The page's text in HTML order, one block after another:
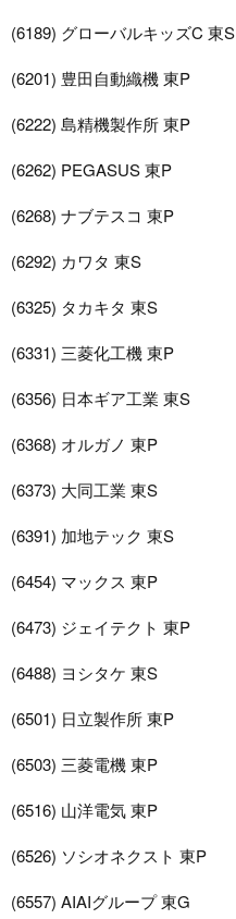
(6189) グローバルキッズC 東S
(6201) 豊田自動織機 東P
(6222) 島精機製作所 東P
(6262) PEGASUS 東P
(6268) ナブテスコ 東P
(6292) カワタ 東S
(6325) タカキタ 東S
(6331) 三菱化工機 東P
(6356) 日本ギア工業 東S
(6368) オルガノ 東P
(6373) 大同工業 東S
(6391) 加地テック 東S
(6454) マックス 東P
(6473) ジェイテクト 東P
(6488) ヨシタケ 東S
(6501) 日立製作所 東P
(6503) 三菱電機 東P
(6516) 山洋電気 東P
(6526) ソシオネクスト 東P
(6557) AIAIグループ 東G